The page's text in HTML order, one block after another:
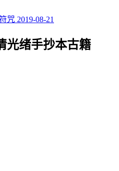
咒 2019-08-21
光绪手抄本古籍